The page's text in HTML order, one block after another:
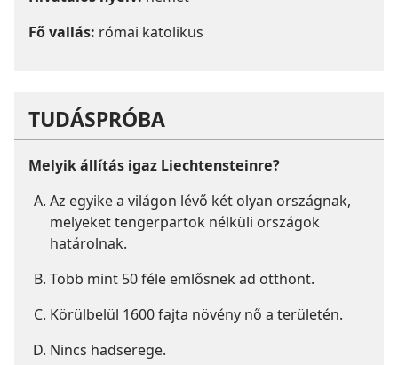
Fő vallás: római katolikus
TUDÁSPRÓBA
Melyik állítás igaz Liechtensteinre?
Az egyike a világon lévő két olyan országnak,
melyeket tengerpartok nélküli országok
határolnak.
Több mint 50 féle emlősnek ad otthont.
Körülbelül 1600 fajta növény nő a területén.
Nincs hadserege.